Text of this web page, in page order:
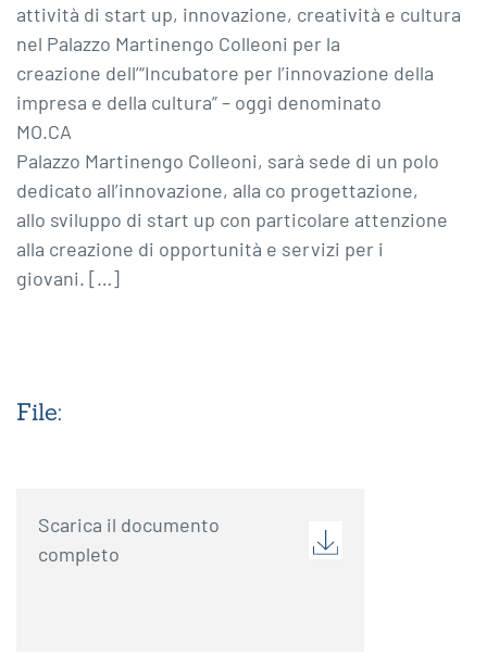
attività di start up, innovazione, creatività e cultura
nel Palazzo Martinengo Colleoni per la
creazione dell’“Incubatore per l’innovazione della
impresa e della cultura” – oggi denominato
MO.CA
Palazzo Martinengo Colleoni, sarà sede di un polo
dedicato all’innovazione, alla co progettazione,
allo sviluppo di start up con particolare attenzione
alla creazione di opportunità e servizi per i
giovani. […]
File:
Scarica il documento
completo